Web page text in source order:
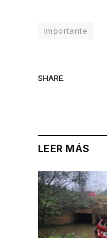
Importante
SHARE.
LEER MÁS